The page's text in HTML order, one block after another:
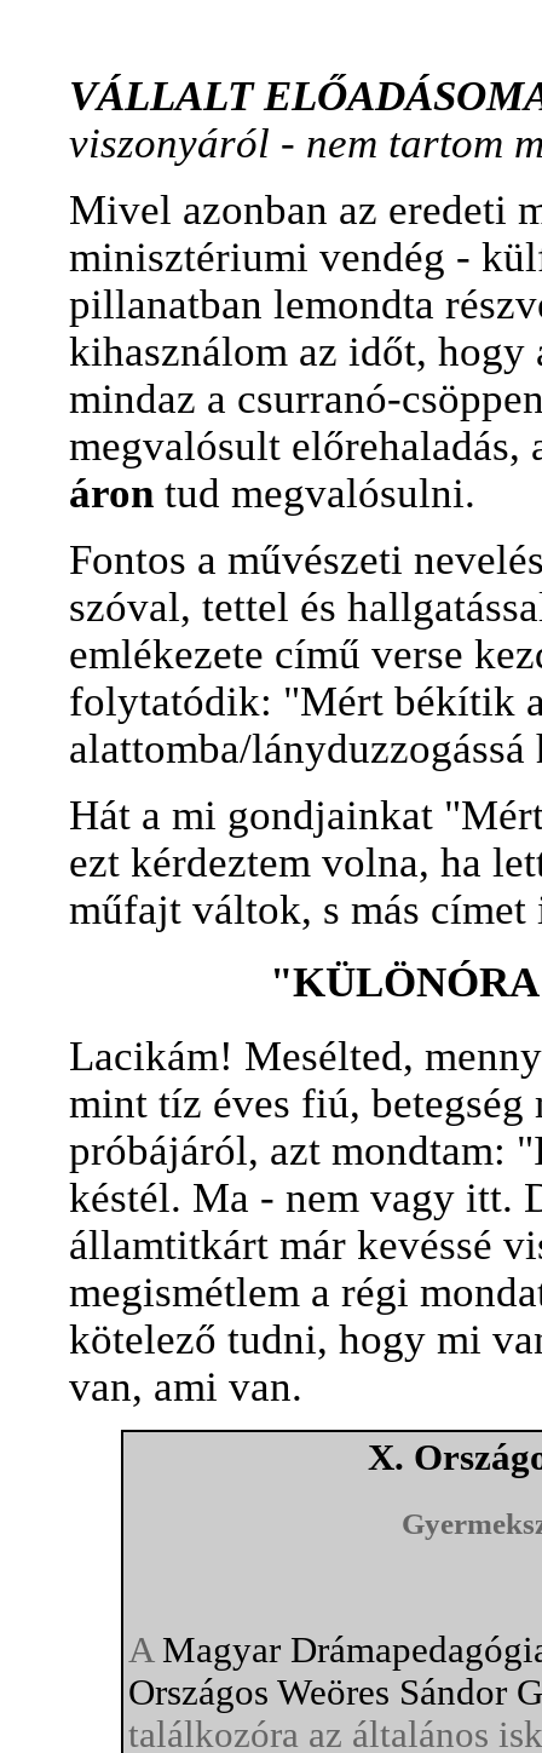
VÁLLALT
viszonyáról - nem tartom
Mivel azonban az eredeti
minisztériumi vendég -
pillanatban lemondta
kihasználom az időt,
mindaz a csurranó-
megvalósult
áron tud megvalósulni.
Fontos a művészeti
szóval, tettel és
emlékezete című verse
folytatódik: "Mért békítik
alattomba/lányduzzogássá
Hát a mi gondjainkat
ezt kérdeztem volna, ha
műfajt váltok, s más címet
Lacikám! Mesélted,
mint tíz éves fiú, betegség
próbájáról, azt mondtam:
késtél. Ma - nem vagy itt.
államtitkárt már kevéssé
megismétlem a régi
kötelező tudni, hogy mi
van, ami van.
X.
A Magyar
Országos Weöres Sándor
találkozóra az általános